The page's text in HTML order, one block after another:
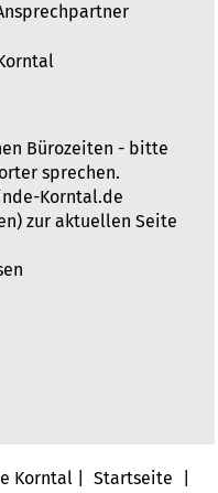
Bürozeiten - bitte
sprechen.
Korntal.de
zur aktuellen Seite
Korntal | Startseite